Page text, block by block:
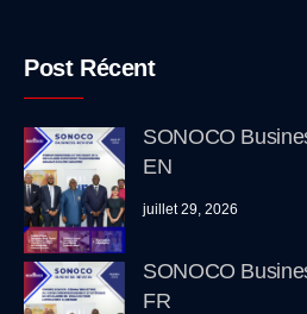
Post Récent
SONOCO
EN
juillet 29, 2026
SONOCO
FR